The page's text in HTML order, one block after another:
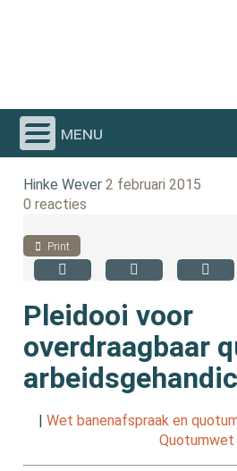
menu
Hinke Wever 2 februari 2015
0 reacties
Print
Pleidooi voor
overdraagbaar
Wet banenafspraak en
Quotumwet